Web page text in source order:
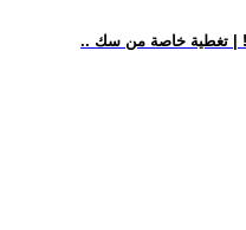
| تغطية خاصة من سك